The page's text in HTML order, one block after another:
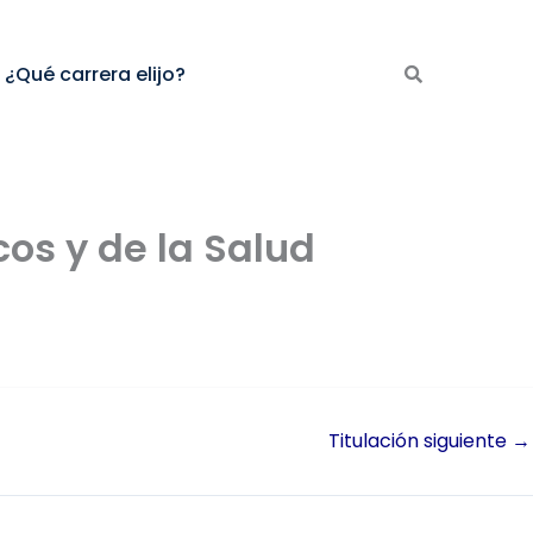
¿Qué carrera elijo?
y de la Salud
Titulación siguiente →